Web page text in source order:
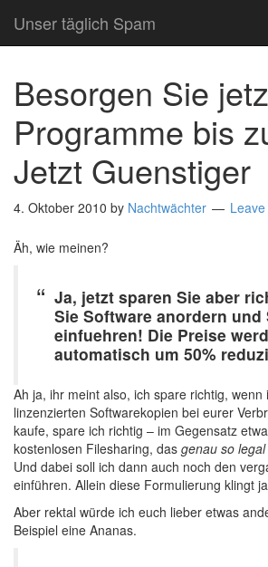
Unser täglich Spam
Besorgen Sie
Programme bis
Jetzt Guenstiger
4. Oktober 2010 by Nachtwächter
Äh, wie meinen?
Ja, jetzt sparen Sie aber
Sie Software anordern und
einfuehren! Die Preise
automatisch um 50%
Ah ja, ihr meint also, ich spare richtig, wenn
linzenzierten Softwarekopien bei eurer
kaufe, spare ich richtig – im Gegensatz
kostenlosen Filesharing, das genau so legal
Und dabei soll ich dann auch noch den
einführen. Allein diese Formulierung klingt
Aber rektal würde ich euch lieber etwas
Beispiel eine Ananas.